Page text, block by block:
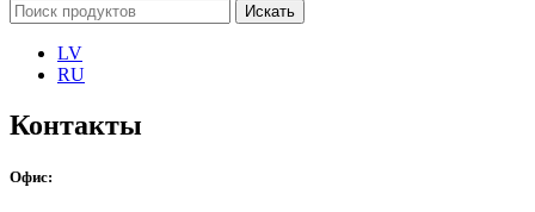
Искать
LV
RU
Контакты
Офис: